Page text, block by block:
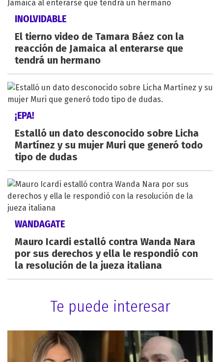
INOLVIDABLE
El tierno video de Tamara Báez con la
reacción de Jamaica al enterarse que
tendrá un hermano
¡EPA!
Estalló un dato desconocido sobre Licha
Martínez y su mujer Muri que generó todo
tipo de dudas
WANDAGATE
Mauro Icardi estalló contra Wanda Nara
por sus derechos y ella le respondió con
la resolución de la jueza italiana
Te puede interesar